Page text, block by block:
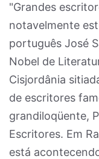
"Grandes
notavelmente
português José
Nobel de
Cisjordânia
de escritores
grandiloqüente,
Escritores. Em
está